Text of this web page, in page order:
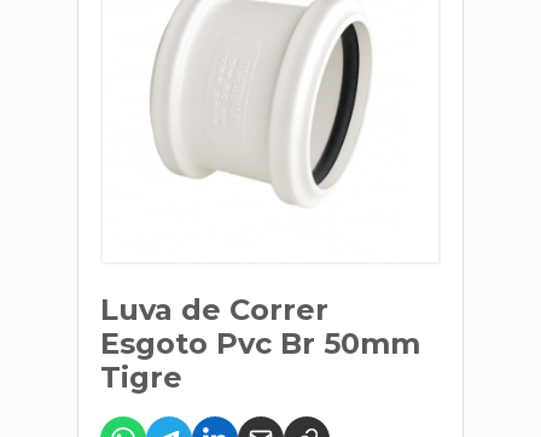
Luva de Correr
Esgoto Pvc Br 50mm
Tigre